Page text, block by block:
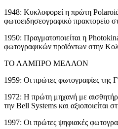
1948: Κυκλοφορεί η πρώτη Polaroid
φωτοειδησεογραφικό πρακτορείο
1950: Πραγματοποιείται η
φωτογραφικών προϊόντων στην
ΤΟ ΛΑΜΠΡΟ ΜΕΛΛΟΝ
1959: Οι πρώτες φωτογραφίες της
1972: Η πρώτη μηχανή με
την Bell Systems και αξιοποιείται
1997: Οι πρώτες ψηφιακές